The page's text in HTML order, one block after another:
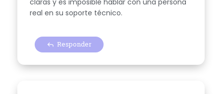
claras y es imposible hablar con una persona
real en su soporte técnico.
Responder